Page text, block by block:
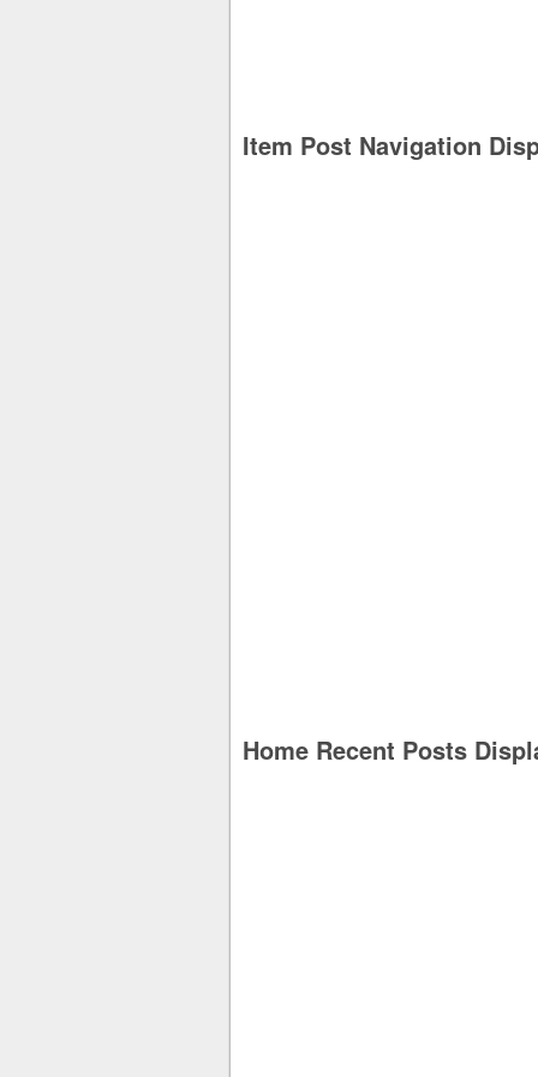
Item Post Navigation
Home Recent Posts